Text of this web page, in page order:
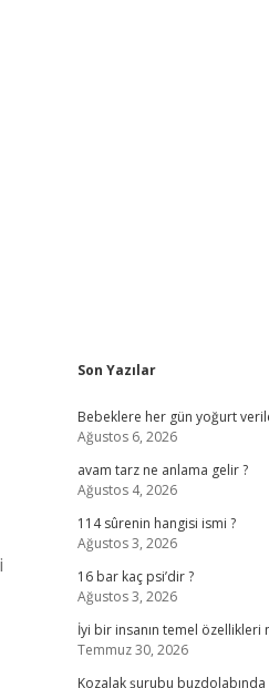
Sidebar
Son Yazılar
Bebeklere her gün yoğurt
Ağustos 6, 2026
avam tarz ne anlama gelir ?
Ağustos 4, 2026
114 sûrenin hangisi ismi ?
Ağustos 3, 2026
16 bar kaç psi’dir ?
Ağustos 3, 2026
İyi bir insanın temel özellikleri
Temmuz 30, 2026
Kozalak şurubu